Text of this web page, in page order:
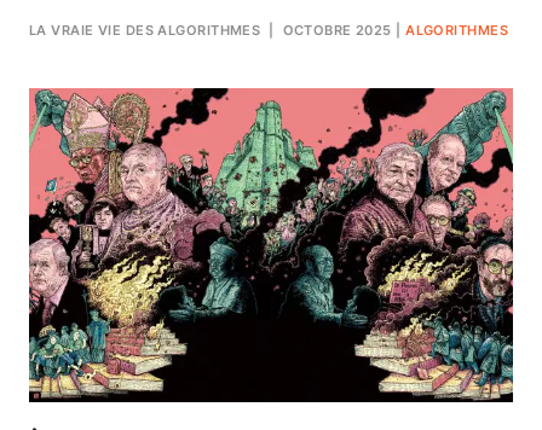
LA VRAIE VIE DES ALGORITHMES | OCTOBRE 2025 |ALGORITHMES